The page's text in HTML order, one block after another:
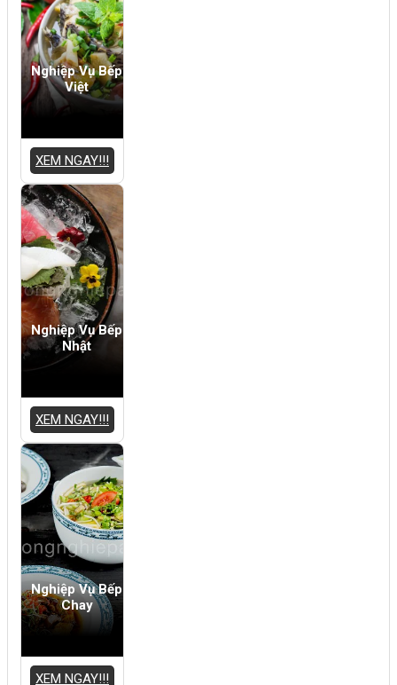
Nghiệp Vụ Bếp
Việt
XEM NGAY!!!
Nghiệp Vụ Bếp
Nhật
XEM NGAY!!!
Nghiệp Vụ Bếp
Chay
XEM NGAY!!!